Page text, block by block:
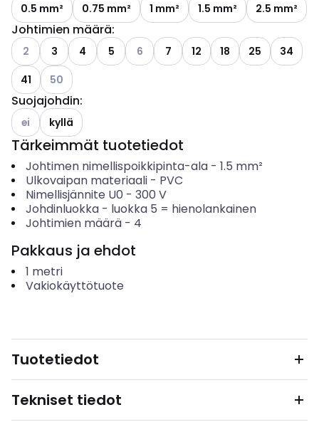
0.5 mm² 0.75 mm² 1 mm² 1.5 mm² 2.5 mm²
Johtimien määrä:
Katso käytettävissä olevat vaihtoehdot
2 3 4 5 Katso käytettävissä olevat
6 7 12 18 25
34
41
Katso käytettävissä olevat vaihtoehdot
50
Suojajohdin:
Katso käytettävissä olevat vaihtoehdot
ei kyllä
Tärkeimmät tuotetiedot
Johtimen nimellispoikkipinta-ala- 1.5 mm²
Ulkovaipan materiaali- PVC
Nimellisjännite U0 - 300 V
Johdinluokka- luokka 5 = hienolankainen
Johtimien määrä- 4
Pakkaus ja ehdot
1 metri
Vakiokäyttötuote
Tuotetiedot
Tekniset tiedot